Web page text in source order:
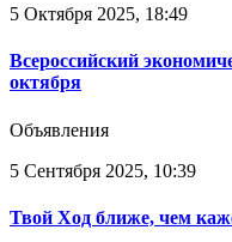
5 Октября 2025, 18:49
Всероссийский
октября
Объявления
5 Сентября 2025, 10:39
Твой Ход ближе, чем